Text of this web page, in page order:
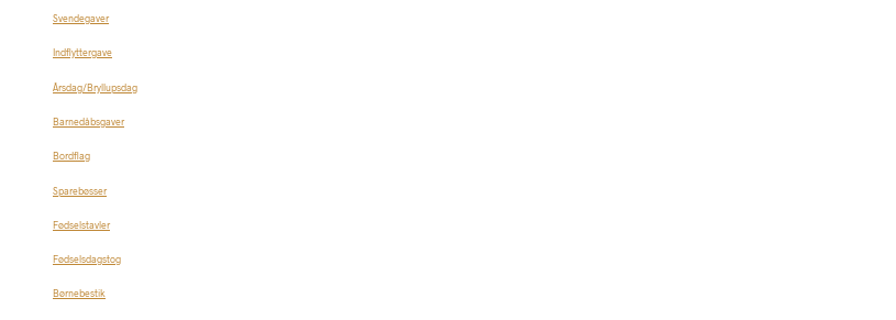
Svendegaver
Indflyttergave
Årsdag/Bryllupsdag
Barnedåbsgaver
Bordflag
Sparebøsser
Fødselstavler
Fødselsdagstog
Børnebestik